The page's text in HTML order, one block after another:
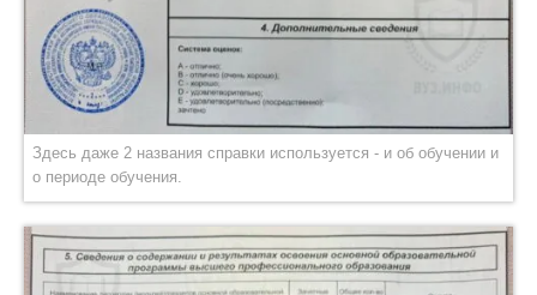
Здесь даже 2 названия справки используется - и об обучении и
о периоде обучения.